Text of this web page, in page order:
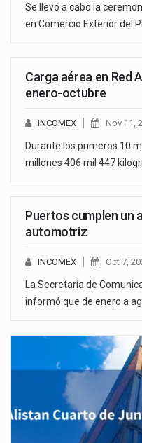
Se llevó a cabo la
en Comercio Exterior del
Carga aérea en Red
enero-octubre
INCOMEX Nov 11,
Durante los primeros 10
millones 406 mil 447
Puertos cumplen un
automotriz
INCOMEX Oct 7,
La Secretaría de
informó que de enero a